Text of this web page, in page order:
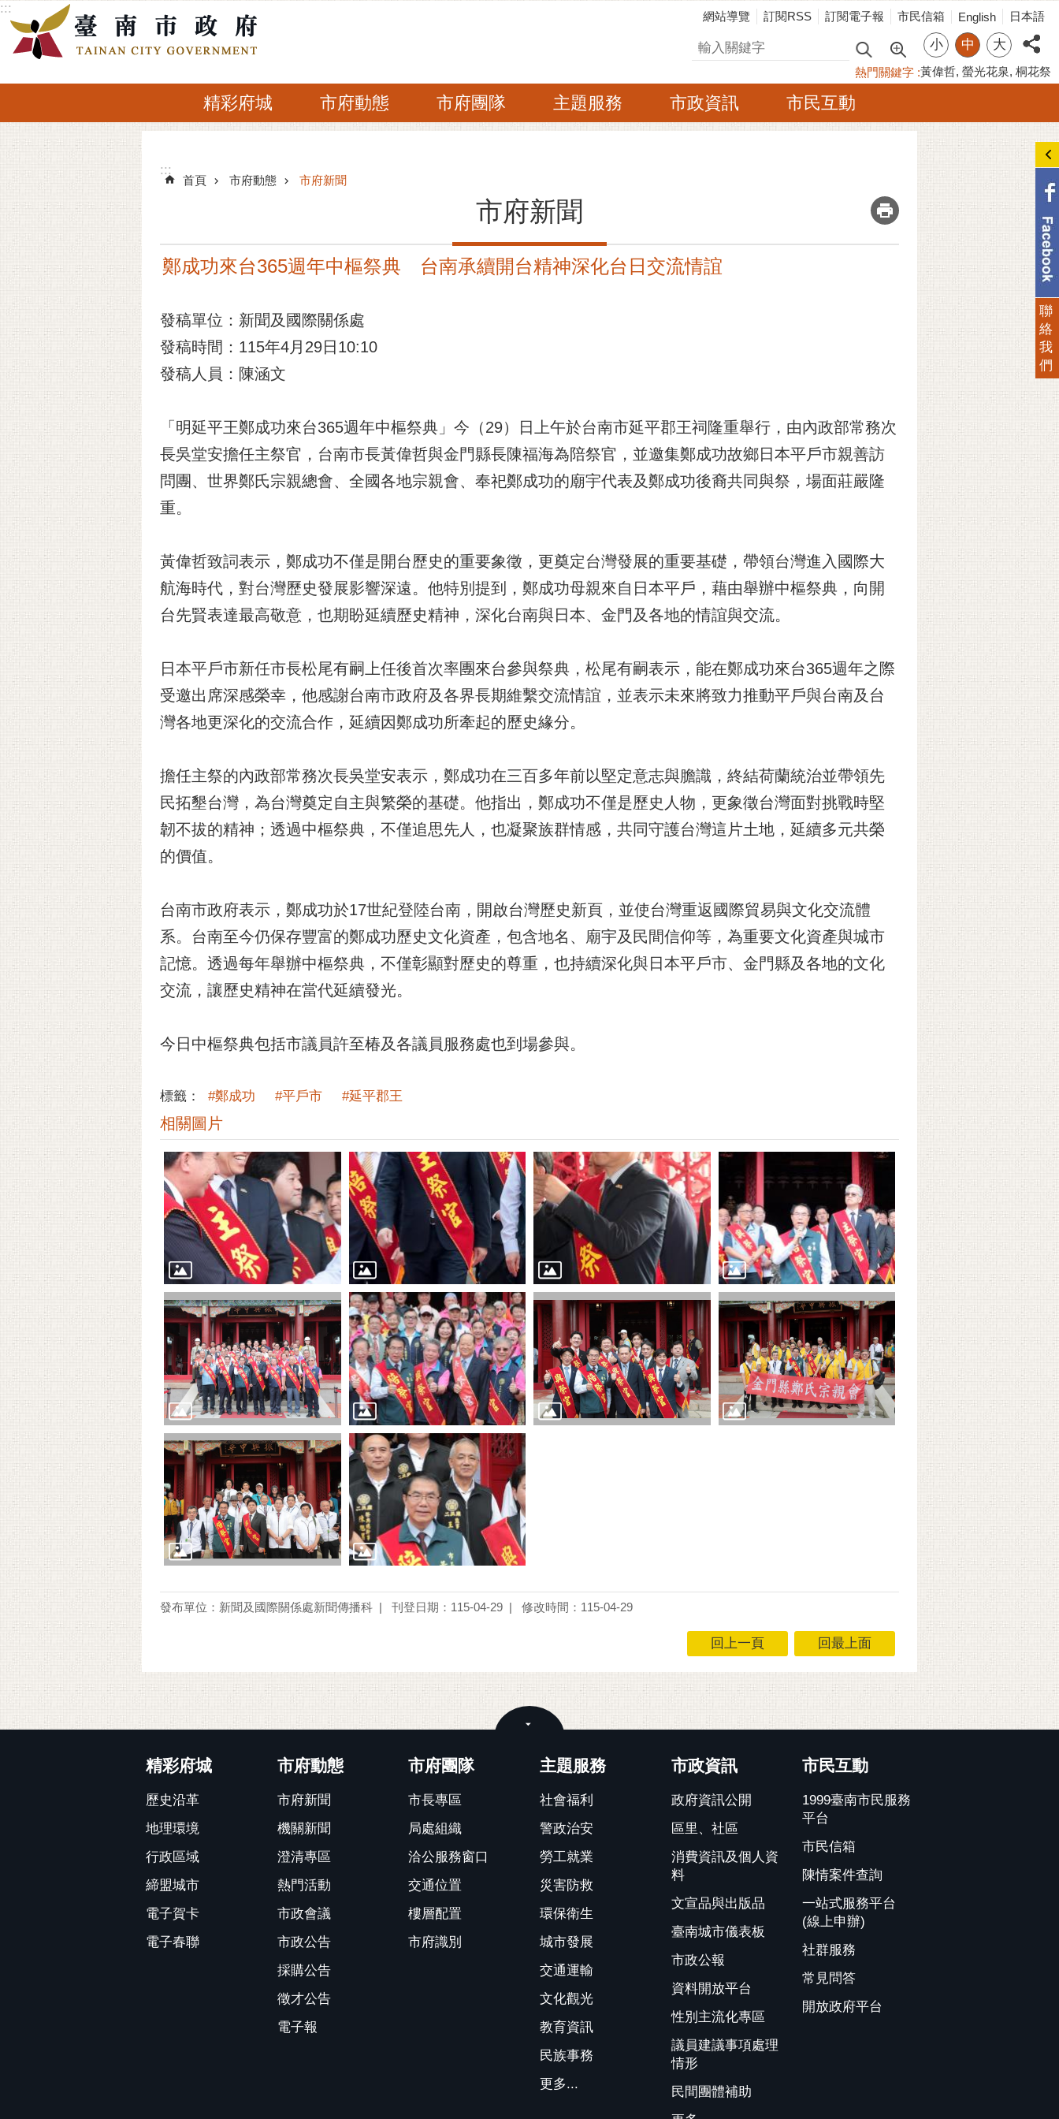
跳到主要內容區塊
:::
網站導覽 訂閱RSS 訂閱電子報 市民信箱 English 日本語
搜尋 小 中 大
熱門關鍵字 黃偉哲 螢光花泉 桐花祭
精彩府城 市府動態 市府團隊 主題服務 市政資訊 市民互動
:::
:::
首頁 市府動態 市府新聞
市府新聞 _
鄭成功來台365週年中樞祭典 台南承續開台精神深化台日交流情誼
發稿單位：新聞及國際關係處
發稿時間：115年4月29日10:10
發稿人員：陳涵文
「明延平王鄭成功來台365週年中樞祭典」今（29）日上午於台南市延平郡王祠隆重舉行，由內政部常務次
長吳堂安擔任主祭官，台南市長黃偉哲與金門縣長陳福海為陪祭官，並邀集鄭成功故鄉日本平戶市親善訪
問團、世界鄭氏宗親總會、全國各地宗親會、奉祀鄭成功的廟宇代表及鄭成功後裔共同與祭，場面莊嚴隆
重。
黃偉哲致詞表示，鄭成功不僅是開台歷史的重要象徵，更奠定台灣發展的重要基礎，帶領台灣進入國際大
航海時代，對台灣歷史發展影響深遠。他特別提到，鄭成功母親來自日本平戶，藉由舉辦中樞祭典，向開
台先賢表達最高敬意，也期盼延續歷史精神，深化台南與日本、金門及各地的情誼與交流。
日本平戶市新任市長松尾有嗣上任後首次率團來台參與祭典，松尾有嗣表示，能在鄭成功來台365週年之際
受邀出席深感榮幸，他感謝台南市政府及各界長期維繫交流情誼，並表示未來將致力推動平戶與台南及台
灣各地更深化的交流合作，延續因鄭成功所牽起的歷史緣分。
擔任主祭的內政部常務次長吳堂安表示，鄭成功在三百多年前以堅定意志與膽識，終結荷蘭統治並帶領先
民拓墾台灣，為台灣奠定自主與繁榮的基礎。他指出，鄭成功不僅是歷史人物，更象徵台灣面對挑戰時堅
韌不拔的精神；透過中樞祭典，不僅追思先人，也凝聚族群情感，共同守護台灣這片土地，延續多元共榮
的價值。
台南市政府表示，鄭成功於17世紀登陸台南，開啟台灣歷史新頁，並使台灣重返國際貿易與文化交流體
系。台南至今仍保存豐富的鄭成功歷史文化資產，包含地名、廟宇及民間信仰等，為重要文化資產與城市
記憶。透過每年舉辦中樞祭典，不僅彰顯對歷史的尊重，也持續深化與日本平戶市、金門縣及各地的文化
交流，讓歷史精神在當代延續發光。
今日中樞祭典包括市議員許至椿及各議員服務處也到場參與。
標籤： #鄭成功 #平戶市 #延平郡王
相關圖片
發布單位：新聞及國際關係處新聞傳播科 刊登日期：115-04-29 修改時間：115-04-29
回上一頁 回最上面
精彩府城
歷史沿革
地理環境
行政區域
締盟城市
電子賀卡
電子春聯
市府動態
市府新聞
機關新聞
澄清專區
熱門活動
市政會議
市政公告
採購公告
徵才公告
電子報
市府團隊
市長專區
局處組織
洽公服務窗口
交通位置
樓層配置
市府識別
主題服務
社會福利
警政治安
勞工就業
災害防救
環保衛生
城市發展
交通運輸
文化觀光
教育資訊
民族事務
更多...
市政資訊
政府資訊公開
區里、社區
消費資訊及個人資
料
文宣品與出版品
臺南城市儀表板
市政公報
資料開放平台
性別主流化專區
議員建議事項處理
情形
民間團體補助
市民互動
1999臺南市民服務
平台
市民信箱
陳情案件查詢
一站式服務平台
(線上申辦)
社群服務
常見問答
開放政府平台
聯
絡
我
們